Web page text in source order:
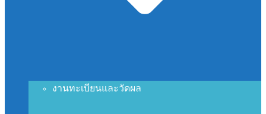
งานทะเบียนและวัดผล